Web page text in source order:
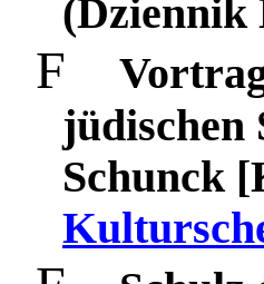
(Dziennik
F
jüdischen
Schunck [